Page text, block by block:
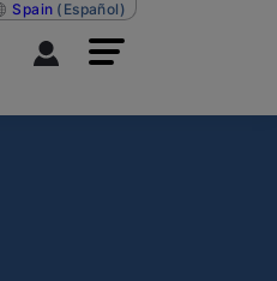
Spain (Español)